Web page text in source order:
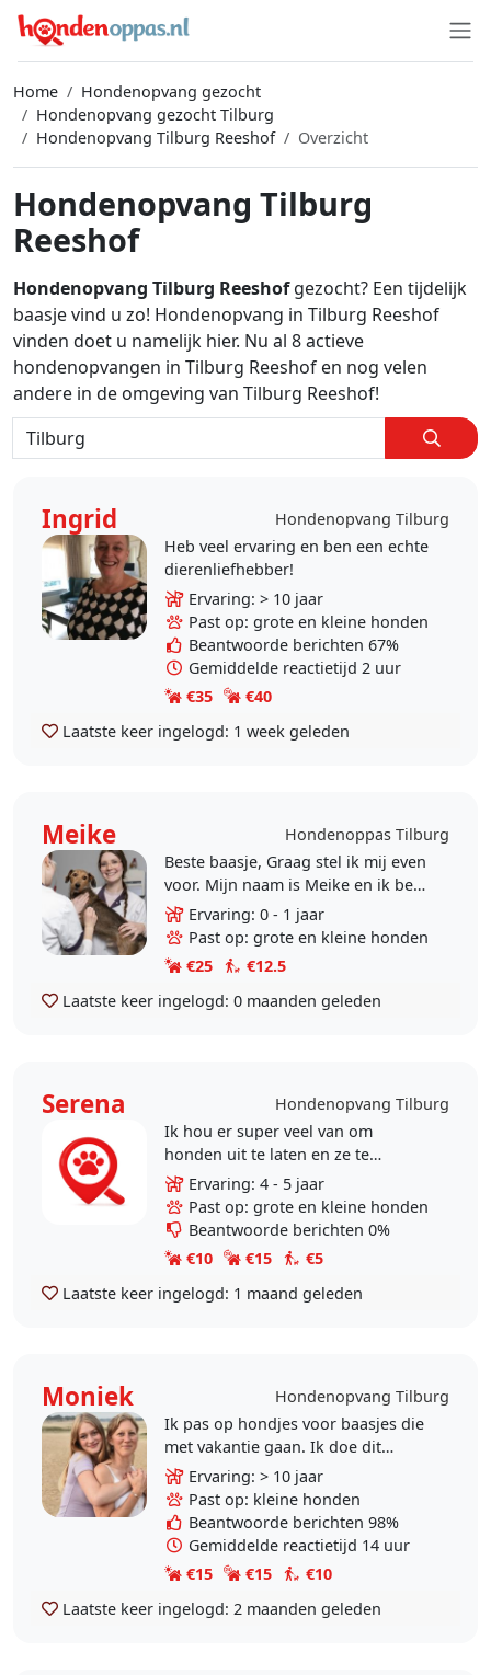
Home
Hondenopvang gezocht
Hondenopvang gezocht Tilburg
Hondenopvang Tilburg Reeshof
Overzicht
Hondenopvang Tilburg
Reeshof
Hondenopvang Tilburg Reeshofgezocht? Een tijdelijk
baasje vind u zo! Hondenopvang in Tilburg Reeshof
vinden doet u namelijk hier. Nu al 8 actieve
hondenopvangen in Tilburg Reeshof en nog velen
andere in de omgeving van Tilburg Reeshof!
Ingrid
Hondenopvang Tilburg
Heb veel ervaring en ben een echte
dierenliefhebber!
Ervaring: > 10 jaar
Past op: grote en kleine honden
Beantwoorde berichten 67%
Gemiddelde reactietijd 2 uur
€35
€40
Laatste keer ingelogd: 1 week geleden
Meike
Hondenoppas Tilburg
Beste baasje, Graag stel ik mij even
voor. Mijn naam is Meike en ik ben
werkzaam als dierenartsassistent in
een super leuke kliniek in Breda.
Zelf..
Ervaring: 0 - 1 jaar
Past op: grote en kleine honden
€25
€12.5
Laatste keer ingelogd: 0 maanden geleden
Serena
Hondenopvang Tilburg
Ik hou er super veel van om
honden uit te laten en ze te
verzorgen. dus zoekt u nog een
oppas? ik help u graag! ik heb altijd
toezicht door mijn..
Ervaring: 4 - 5 jaar
Past op: grote en kleine honden
Beantwoorde berichten 0%
€10
€15
€5
Laatste keer ingelogd: 1 maand geleden
Moniek
Hondenopvang Tilburg
Ik pas op hondjes voor baasjes die
met vakantie gaan. Ik doe dit
ondertussen al een aantal jaar
samen met mijn gezin. Ik heb een
vriend en 2 dochters..
Ervaring: > 10 jaar
Past op: kleine honden
Beantwoorde berichten 98%
Gemiddelde reactietijd 14 uur
€15
€15
€10
Laatste keer ingelogd: 2 maanden geleden